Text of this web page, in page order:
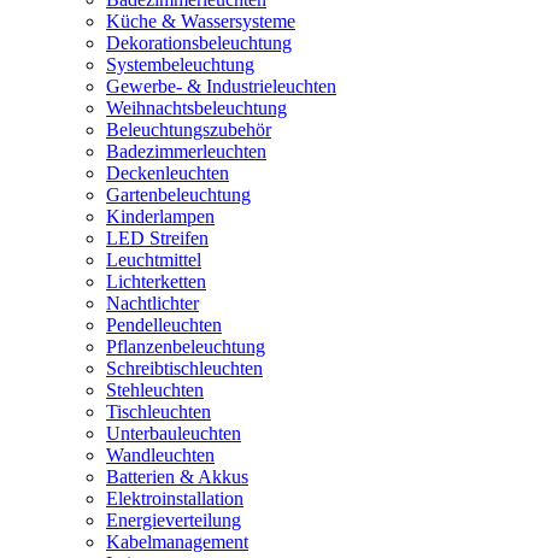
Küche & Wassersysteme
Dekorationsbeleuchtung
Systembeleuchtung
Gewerbe- & Industrieleuchten
Weihnachtsbeleuchtung
Beleuchtungszubehör
Badezimmerleuchten
Deckenleuchten
Gartenbeleuchtung
Kinderlampen
LED Streifen
Leuchtmittel
Lichterketten
Nachtlichter
Pendelleuchten
Pflanzenbeleuchtung
Schreibtischleuchten
Stehleuchten
Tischleuchten
Unterbauleuchten
Wandleuchten
Batterien & Akkus
Elektroinstallation
Energieverteilung
Kabelmanagement